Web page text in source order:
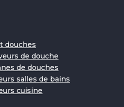
douches
de douche
de douches
salles de bains
cuisine